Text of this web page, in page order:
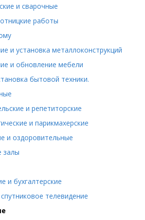
и сварочные
работы
и установка металлоконструкций
и обновление мебели
бытовой техники.
и репетиторские
и парикмахерские
и оздоровительные
залы
и бухгалтерские
телевидение